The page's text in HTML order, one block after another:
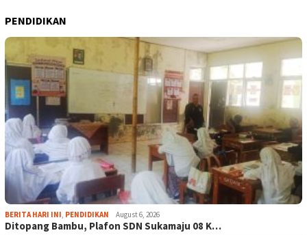
PENDIDIKAN
BERITA HARI INI, PENDIDIKAN August 6, 2026
Ditopang Bambu, Plafon SDN Sukamaju 08 K…